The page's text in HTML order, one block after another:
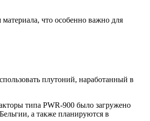
что особенно важно для
плутоний, наработанный в
типа PWR-900 было загружено
а также планируются в